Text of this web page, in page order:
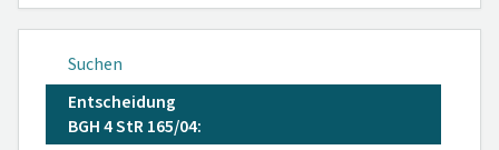
Suchen
Entscheidung
BGH 4 StR 165/04: